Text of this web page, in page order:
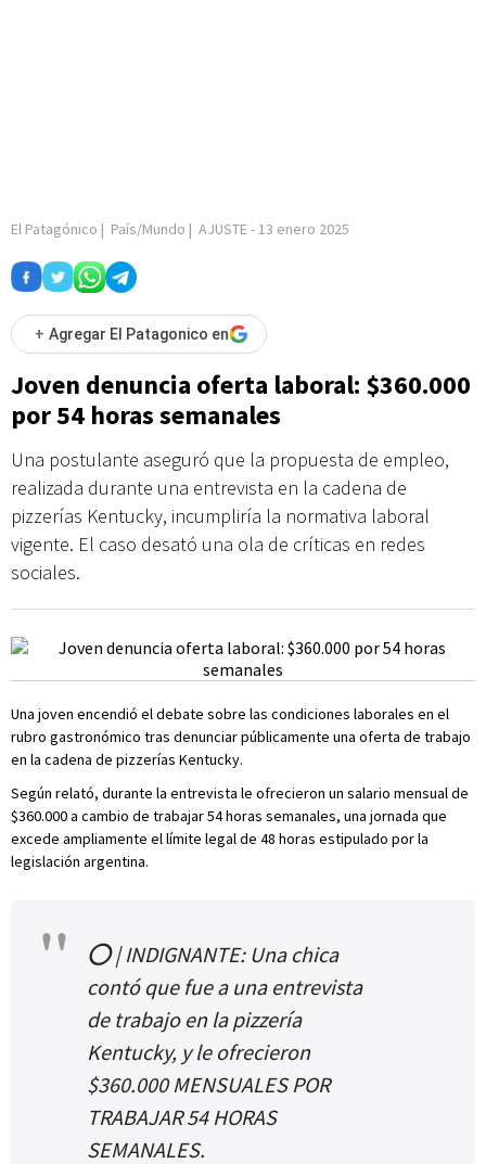
El Patagónico | País/Mundo | AJUSTE- 13 enero 2025
+ Agregar El Patagonico en
Joven denuncia oferta laboral: $360.000
por 54 horas semanales
Una postulante aseguró que la propuesta de empleo,
realizada durante una entrevista en la cadena de
pizzerías Kentucky, incumpliría la normativa laboral
vigente. El caso desató una ola de críticas en redes
sociales.
Una joven encendió el debate sobre las condiciones laborales en el
rubro gastronómico tras denunciar públicamente una oferta de trabajo
en la cadena de pizzerías Kentucky.
Según relató, durante la entrevista le ofrecieron un salario mensual de
$360.000 a cambio de trabajar 54 horas semanales, una jornada que
excede ampliamente el límite legal de 48 horas estipulado por la
legislación argentina.
⭕️ | INDIGNANTE: Una chica
contó que fue a una entrevista
de trabajo en la pizzería
Kentucky, y le ofrecieron
$360.000 MENSUALES POR
TRABAJAR 54 HORAS
SEMANALES.